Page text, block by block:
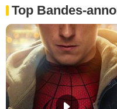
Top Bandes-